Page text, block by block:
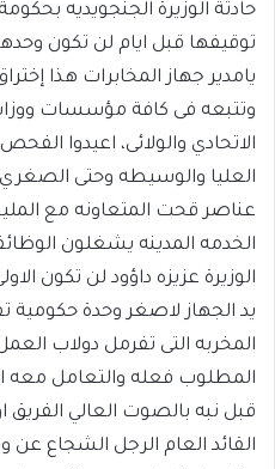
حادثة الوزيرة الجنجويديه
توقيفها قبل ايام لن تكون
يامدير جهاز المخابرات هذا
وتتبعه فى كافة مؤسسات
الاتحادي والولائى، اعيدوا
العليا والوسيطه وحتى
عناصر قحت المتعاونه مع
الخدمه المدينه يشغلون
الوزيرة عزيزه داؤود لن تكون
يد الجهاز لاصغر وحدة حكومية
المخربه التى تفرمل دولاب
المطلوب فعله والتعامل معه
قبل نبه بالصوت العالي
القائد العام الرجل الشجاع عن